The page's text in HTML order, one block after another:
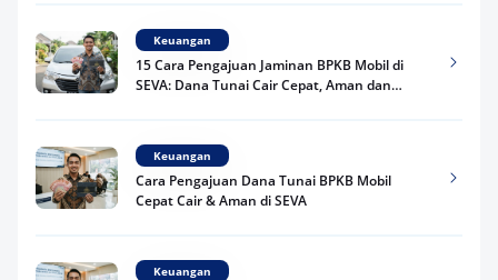
Keuangan
15 Cara Pengajuan Jaminan BPKB Mobil di
SEVA: Dana Tunai Cair Cepat, Aman dan
Keuangan
Cara Pengajuan Dana Tunai BPKB Mobil
Cepat Cair & Aman di SEVA
Keuangan